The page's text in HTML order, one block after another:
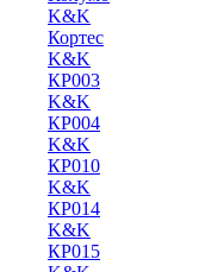
K&K
Кортес
K&K
КР003
K&K
КР004
K&K
КР010
K&K
КР014
K&K
КР015